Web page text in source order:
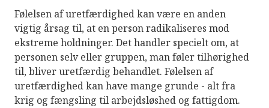
Følelsen af uretfærdighed kan være en anden
vigtig årsag til, at en person radikaliseres mod
ekstreme holdninger. Det handler specielt om, at
personen selv eller gruppen, man føler tilhørighed
til, bliver uretfærdig behandlet. Følelsen af
uretfærdighed kan have mange grunde - alt fra
krig og fængsling til arbejdsløshed og fattigdom.